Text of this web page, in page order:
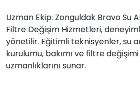
Uzman Ekip: Zonguldak Bravo Su
Filtre Değişim Hizmetleri,
yönetilir. Eğitimli teknisyenler, su
kurulumu, bakımı ve filtre
uzmanlıklarını sunar.